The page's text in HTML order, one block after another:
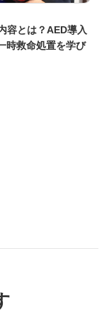
容とは？AED導入
時救命処置を学び